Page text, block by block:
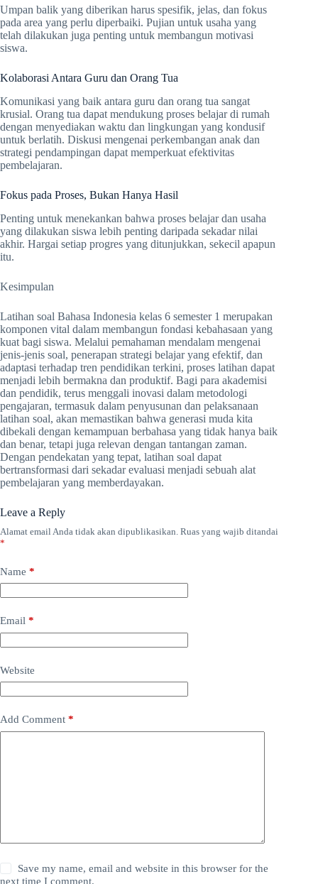
Umpan balik yang diberikan harus spesifik, jelas, dan fokus
pada area yang perlu diperbaiki. Pujian untuk usaha yang
telah dilakukan juga penting untuk membangun motivasi
siswa.
Kolaborasi Antara Guru dan Orang Tua
Komunikasi yang baik antara guru dan orang tua sangat
krusial. Orang tua dapat mendukung proses belajar di rumah
dengan menyediakan waktu dan lingkungan yang kondusif
untuk berlatih. Diskusi mengenai perkembangan anak dan
strategi pendampingan dapat memperkuat efektivitas
pembelajaran.
Fokus pada Proses, Bukan Hanya Hasil
Penting untuk menekankan bahwa proses belajar dan usaha
yang dilakukan siswa lebih penting daripada sekadar nilai
akhir. Hargai setiap progres yang ditunjukkan, sekecil apapun
itu.
Kesimpulan
Latihan soal Bahasa Indonesia kelas 6 semester 1 merupakan
komponen vital dalam membangun fondasi kebahasaan yang
kuat bagi siswa. Melalui pemahaman mendalam mengenai
jenis-jenis soal, penerapan strategi belajar yang efektif, dan
adaptasi terhadap tren pendidikan terkini, proses latihan dapat
menjadi lebih bermakna dan produktif. Bagi para akademisi
dan pendidik, terus menggali inovasi dalam metodologi
pengajaran, termasuk dalam penyusunan dan pelaksanaan
latihan soal, akan memastikan bahwa generasi muda kita
dibekali dengan kemampuan berbahasa yang tidak hanya baik
dan benar, tetapi juga relevan dengan tantangan zaman.
Dengan pendekatan yang tepat, latihan soal dapat
bertransformasi dari sekadar evaluasi menjadi sebuah alat
pembelajaran yang memberdayakan.
Leave a Reply
Alamat email Anda tidak akan dipublikasikan. Ruas yang wajib ditandai
*
Name *
Email *
Website
Add Comment *
Save my name, email and website in this browser for the
next time I comment.